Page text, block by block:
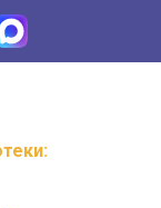
: